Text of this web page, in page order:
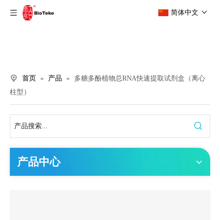
简体中文
首页 » 产品 »
多糖多酚植物总RNA快速提取试剂盒（离心
柱型）
产品中心